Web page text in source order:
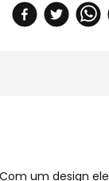
um design